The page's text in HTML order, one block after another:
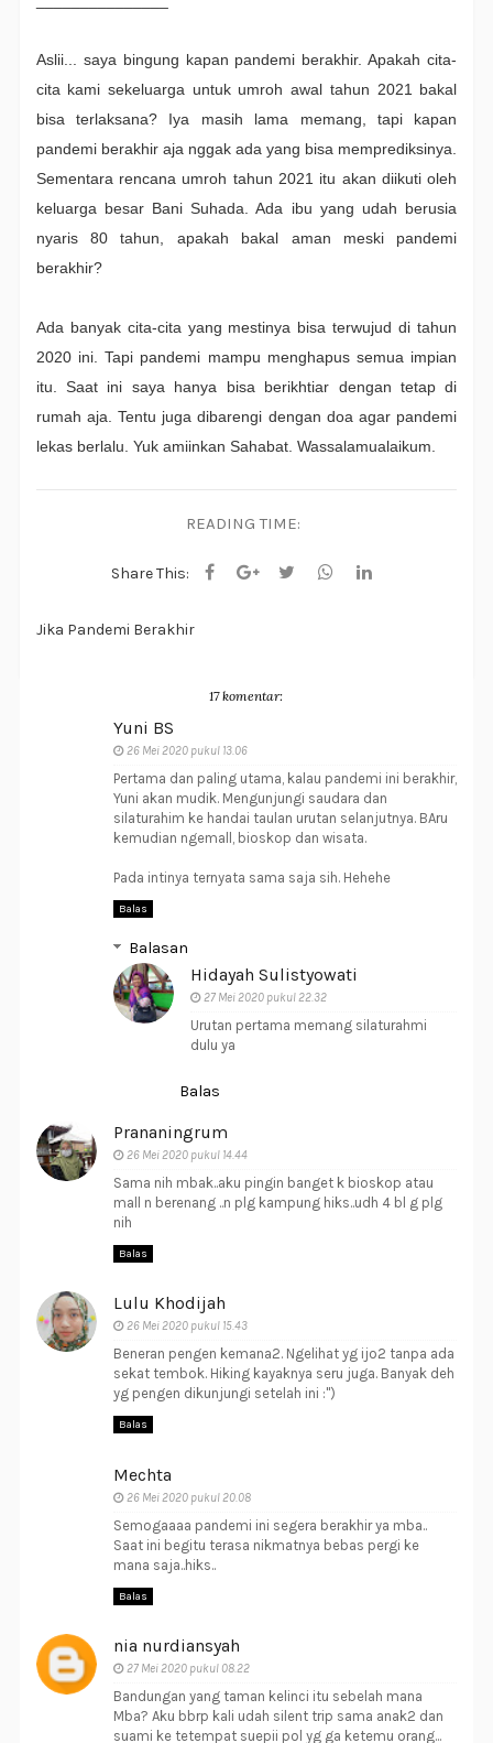
Aslii... saya bingung kapan pandemi berakhir. Apakah cita-
cita kami sekeluarga untuk umroh awal tahun 2021 bakal
bisa terlaksana? Iya masih lama memang, tapi kapan
pandemi berakhir aja nggak ada yang bisa memprediksinya.
Sementara rencana umroh tahun 2021 itu akan diikuti oleh
keluarga besar Bani Suhada. Ada ibu yang udah berusia
nyaris 80 tahun, apakah bakal aman meski pandemi
berakhir?
Ada banyak cita-cita yang mestinya bisa terwujud di tahun
2020 ini. Tapi pandemi mampu menghapus semua impian
itu. Saat ini saya hanya bisa berikhtiar dengan tetap di
rumah aja. Tentu juga dibarengi dengan doa agar pandemi
lekas berlalu. Yuk amiinkan Sahabat. Wassalamualaikum.
READING TIME:
Share This:
Jika Pandemi Berakhir
17 komentar:
Yuni BS
26 Mei 2020 pukul 13.06
Pertama dan paling utama, kalau pandemi ini berakhir,
Yuni akan mudik. Mengunjungi saudara dan
silaturahim ke handai taulan urutan selanjutnya. BAru
kemudian ngemall, bioskop dan wisata.
Pada intinya ternyata sama saja sih. Hehehe
Balas
Balasan
Hidayah Sulistyowati
27 Mei 2020 pukul 22.32
Urutan pertama memang silaturahmi
dulu ya
Balas
Prananingrum
26 Mei 2020 pukul 14.44
Sama nih mbak..aku pingin banget k bioskop atau
mall n berenang ..n plg kampung hiks..udh 4 bl g plg
nih
Balas
Lulu Khodijah
26 Mei 2020 pukul 15.43
Beneran pengen kemana2. Ngelihat yg ijo2 tanpa ada
sekat tembok. Hiking kayaknya seru juga. Banyak deh
yg pengen dikunjungi setelah ini :")
Balas
Mechta
26 Mei 2020 pukul 20.08
Semogaaaa pandemi ini segera berakhir ya mba..
Saat ini begitu terasa nikmatnya bebas pergi ke
mana saja..hiks..
Balas
nia nurdiansyah
27 Mei 2020 pukul 08.22
Bandungan yang taman kelinci itu sebelah mana
Mba? Aku bbrp kali udah silent trip sama anak2 dan
suami ke tetempat suepii pol yg ga ketemu orang...